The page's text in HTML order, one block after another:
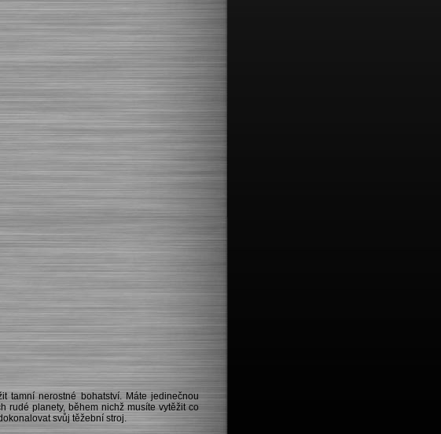
tamní nerostné bohatství. Máte jedinečnou
rudé planety, během nichž musíte vytěžit co
svůj těžební stroj.